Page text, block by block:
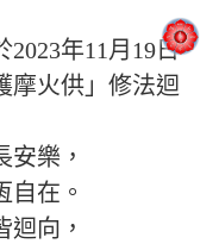
年11月19日
摩火供」修法迴
樂，
自在。
向，